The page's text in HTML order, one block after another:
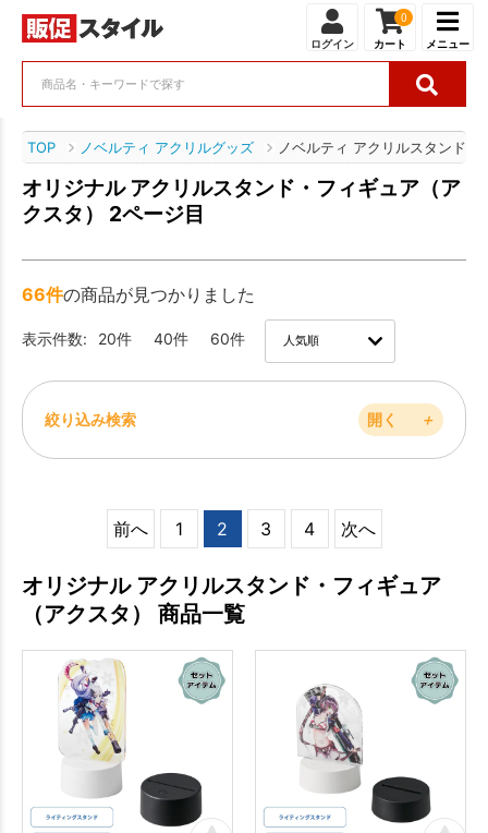
ログイン
0
カート メニュー
TOP ノベルティ アクリルグッズ ノベルティ アクリルスタンド
オリジナル アクリルスタンド・フィギュア（ア
クスタ） 2ページ目
66件の商品が見つかりました
表示件数: 20件 40件 60件
絞り込み検索 開く ＋
前へ 1 2 3 4 次へ
オリジナル アクリルスタンド・フィギュア
（アクスタ） 商品一覧